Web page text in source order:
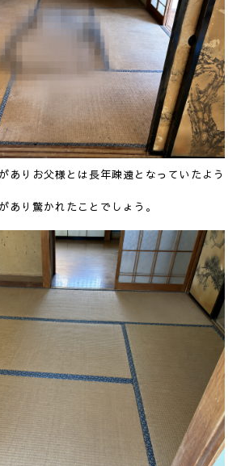
ありお父様とは長年疎遠となっていたよう
あり驚かれたことでしょう。